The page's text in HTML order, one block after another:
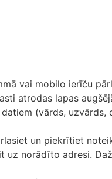
vai mobilo ierīču
atrodas lapas
(vārds, uzvārds,
un piekrītiet
uz norādīto adresi.